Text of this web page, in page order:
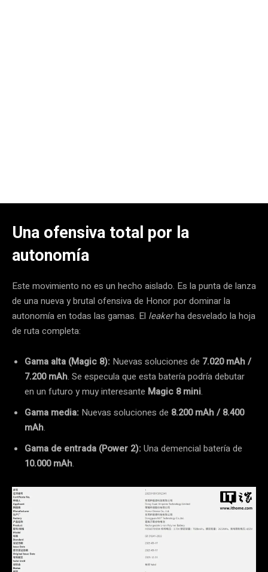
Una ofensiva total por la
autonomía
Este movimiento no es un hecho aislado. Es la punta de lanza
de una nueva y brutal ofensiva de Honor por dominar la
autonomía en todas las gamas. El leakerha desvelado la hoja
de ruta completa:
Gama alta (Magic 8): Nuevas soluciones de 7.020 mAh /
7.200 mAh. Se especula que esta batería podría debutar
en un futuro y muy interesante Magic 8 mini.
Gama media: Nuevas soluciones de 8.200 mAh / 8.400
mAh.
Gama de entrada (Power 2):Una demencial batería de
10.000 mAh.